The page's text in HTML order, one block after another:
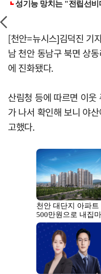
[천안=뉴시스]김덕진 기
남 천안 동남구 북면 상
에 진화됐다.
산림청 등에 따르면 이
가 나서 확인해 보니 야
고했다.